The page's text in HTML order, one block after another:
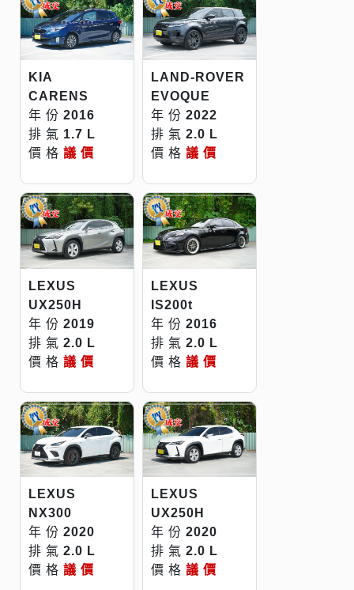
KIA
CARENS
年 份 2016
排 氣 1.7 L
價 格 議 價
LAND-ROVER
EVOQUE
年 份 2022
排 氣 2.0 L
價 格 議 價
LEXUS
UX250H
年 份 2019
排 氣 2.0 L
價 格 議 價
LEXUS
IS200t
年 份 2016
排 氣 2.0 L
價 格 議 價
LEXUS
NX300
年 份 2020
排 氣 2.0 L
價 格 議 價
LEXUS
UX250H
年 份 2020
排 氣 2.0 L
價 格 議 價